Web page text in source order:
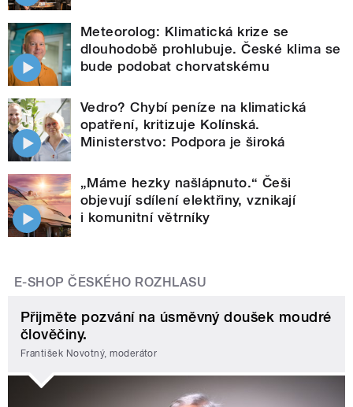
Meteorolog: Klimatická krize se
dlouhodobě prohlubuje. České klima se
bude podobat chorvatskému
Vedro? Chybí peníze na klimatická
opatření, kritizuje Kolínská.
Ministerstvo: Podpora je široká
„Máme hezky našlápnuto.“ Češi
objevují sdílení elektřiny, vznikají
i komunitní větrníky
E-SHOP ČESKÉHO ROZHLASU
Přijměte pozvání na úsměvný doušek moudré
člověčiny.
František Novotný, moderátor